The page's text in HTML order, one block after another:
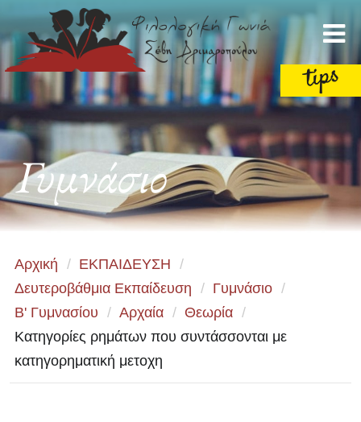
Γυμνάσιο
Αρχική / ΕΚΠΑΙΔΕΥΣΗ /
Δευτεροβάθμια Εκπαίδευση / Γυμνάσιο /
Β' Γυμνασίου / Αρχαία / Θεωρία /
Κατηγορίες ρημάτων που συντάσσονται με
κατηγορηματική μετοχη